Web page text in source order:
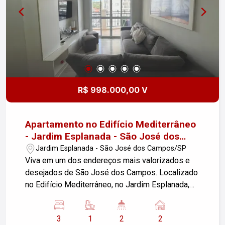
com conforto e praticidade em uma das regiões
mais desejadas da cidade! Entre em contato para
mais informações e agendamento de visitas.
Desfrute de um apartamento, com diversas
comodidades como: ? Portaria 24h ? Piscina ?
Sacada gourmet ? Piso Laminado ? Churrasqueira
R$ 998.000,00 V
Apartamento no Edifício Mediterrâneo
- Jardim Esplanada - São José dos
Campos
Jardim Esplanada - São José dos Campos/SP
Viva em um dos endereços mais valorizados e
desejados de São José dos Campos. Localizado
no Edifício Mediterrâneo, no Jardim Esplanada,
uma localização privilegiada, a poucos metros do
Colégio Poliedro, Shopping Colinas, Parque
3 1 2 2